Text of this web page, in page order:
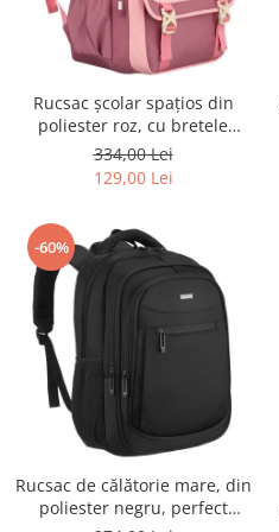
Rucsac școlar spațios din
poliester roz, cu bretele
reglabile - Peterson PTR-PTN
8610-1327 PINK
334,00 Lei
129,00 Lei
-60%
Rucsac de călătorie mare, din
poliester negru, perfect